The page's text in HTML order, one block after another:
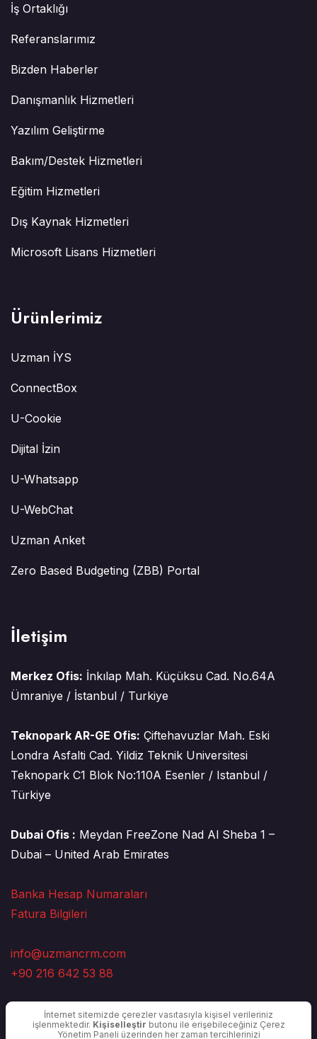
İş Ortaklığı
Referanslarımız
Bizden Haberler
Danışmanlık Hizmetleri
Yazılım Geliştirme
Bakım/Destek Hizmetleri
Eğitim Hizmetleri
Dış Kaynak Hizmetleri
Microsoft Lisans Hizmetleri
Ürünlerimiz
Uzman İYS
ConnectBox
U-Cookie
Dijital İzin
U-Whatsapp
U-WebChat
Uzman Anket
Zero Based Budgeting (ZBB) Portal
İletişim
Merkez Ofis: İnkılap Mah. Küçüksu Cad. No.64A
Ümraniye / İstanbul / Turkiye
Teknopark AR-GE Ofis: Çiftehavuzlar Mah. Eski
Londra Asfalti Cad. Yildiz Teknik Universitesi
Teknopark C1 Blok No:110A Esenler / Istanbul /
Türkiye
Dubai Ofis : Meydan FreeZone Nad Al Sheba 1 –
Dubai – United Arab Emirates
Banka Hesap Numaraları
Fatura Bilgileri
info@uzmancrm.com
+90 216 642 53 88
İnternet sitemizde çerezler vasıtasıyla kişisel verileriniz
işlenmektedir. Kişiselleştir butonu ile erişebileceğiniz Çerez
Yönetim Paneli üzerinden her zaman tercihlerinizi